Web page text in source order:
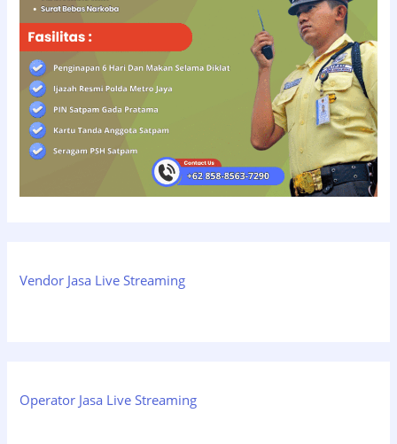
Vendor Jasa Live Streaming
Operator Jasa Live Streaming